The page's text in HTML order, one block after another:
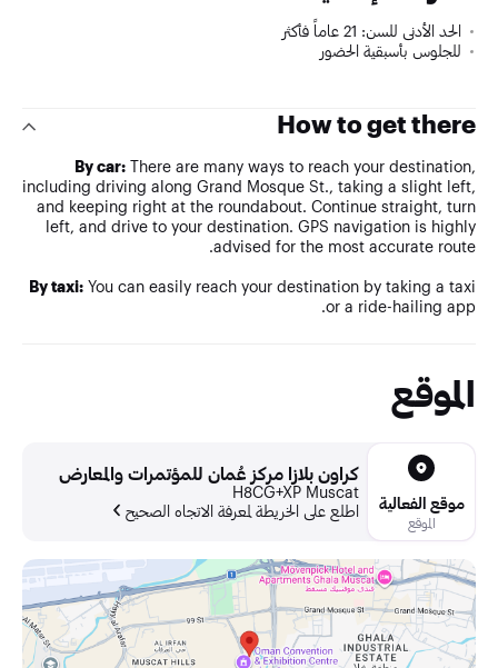
الحد الأدنى للسن: 21 عاماً فأكثر
للجلوس بأسبقية الحضور
How to get there
By car: There are many ways to reach your destination,
including driving along Grand Mosque St., taking a slight left,
and keeping right at the roundabout. Continue straight, turn
left, and drive to your destination. GPS navigation is highly
advised for the most accurate route.
By taxi: You can easily reach your destination by taking a taxi
or a ride-hailing app.
الموقع
موقع الفعالية
الموقع
كراون بلازا مركز عُمان للمؤتمرات والمعارض
H8CG+XP Muscat
اطلع على الخريطة لمعرفة الاتجاه الصحيح